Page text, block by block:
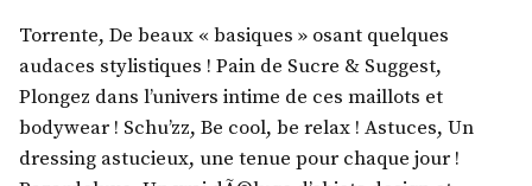
Torrente, De beaux « basiques » osant quelques
audaces stylistiques ! Pain de Sucre & Suggest,
Plongez dans l’univers intime de ces maillots et
bodywear ! Schu’zz, Be cool, be relax ! Astuces, Un
dressing astucieux, une tenue pour chaque jour !